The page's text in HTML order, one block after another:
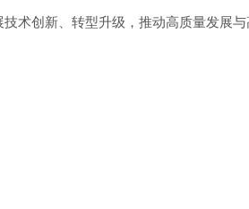
术创新、转型升级，推动高质量发展与